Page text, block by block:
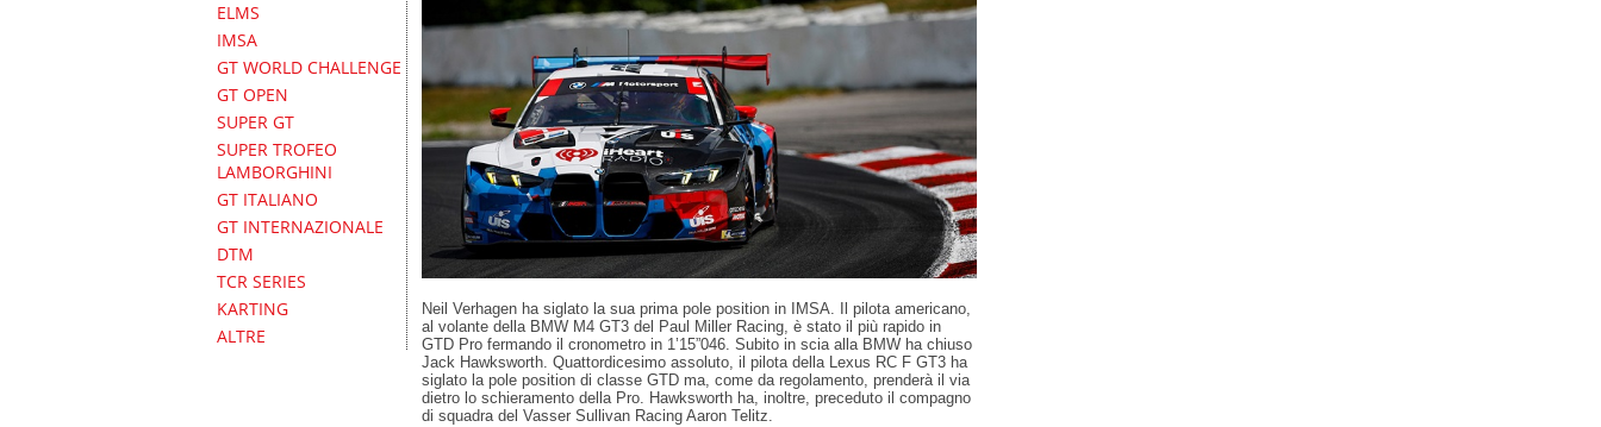
ELMS
IMSA
GT WORLD CHALLENGE
GT OPEN
SUPER GT
SUPER TROFEO
LAMBORGHINI
GT ITALIANO
GT INTERNAZIONALE
DTM
TCR SERIES
KARTING
ALTRE
Neil Verhagen ha siglato la sua prima pole position in IMSA. Il pilota americano,
al volante della BMW M4 GT3 del Paul Miller Racing, è stato il più rapido in
GTD Pro fermando il cronometro in 1’15”046. Subito in scia alla BMW ha chiuso
Jack Hawksworth. Quattordicesimo assoluto, il pilota della Lexus RC F GT3 ha
siglato la pole position di classe GTD ma, come da regolamento, prenderà il via
dietro lo schieramento della Pro. Hawksworth ha, inoltre, preceduto il compagno
di squadra del Vasser Sullivan Racing Aaron Telitz.